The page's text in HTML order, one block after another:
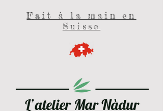
Fait à la main en
Suisse